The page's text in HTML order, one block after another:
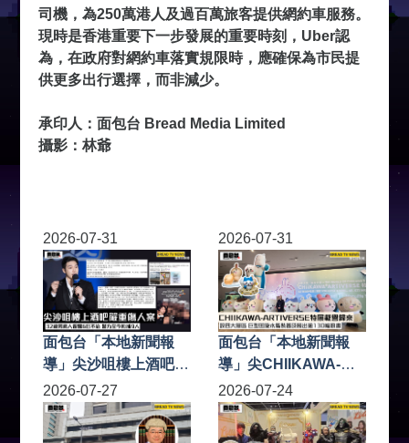
司機，為250萬港人及過百萬旅客提供網約車服務。
現時是香港重要下一步發展的重要時刻，Uber認
為，在政府對網約車落實規限時，應確保為市民提
供更多出行選擇，而非減少。
承印人：面包台 Bread Media Limited
攝影：林爺
2026-07-31
面包台「本地新聞報
導」尖沙咀樓上酒吧嚴
重傷人案 32歲男商人
留醫6日不治 警方至今
拘捕9人
2026-07-31
面包台「本地新聞報
導」尖CHIIKAWA-
ARTIVERSE特展載譽
歸來 設四大展區 巨型
回旋木馬裝置及展出逾
2026-07-27 2026-07-24